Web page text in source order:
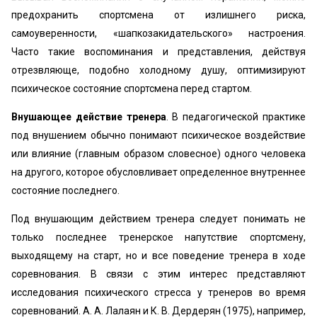
предохранить спортсмена от излишнего риска,
самоуверенности, «шапкозакидательского» настроения.
Часто такие воспоминания и представления, действуя
отрезвляюще, подобно холодному душу, оптимизируют
психическое состояние спортсмена перед стартом.
Внушающее действие тренера . В педагогической практике
под внушением обычно понимают психическое воздействие
или влияние (главным образом словесное) одного человека
на другого, которое обусловливает определенное внутреннее
состояние последнего.
Под внушающим действием тренера следует понимать не
только последнее тренерское напутствие спортсмену,
выходящему на старт, но и все поведение тренера в ходе
соревнования. В связи с этим интерес представляют
исследования психического стресса у тренеров во время
соревнований. А. А. Лалаян и К. В. Дердерян (1975), например,